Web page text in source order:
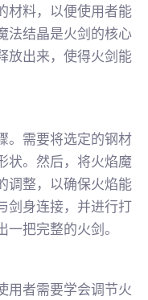
材料，以便使用者能
法结晶是火剑的核心
放出来，使得火剑能
。需要将选定的钢材
状。然后，将火焰魔
调整，以确保火焰能
剑身连接，并进行打
把完整的火剑。
用者需要学会调节火